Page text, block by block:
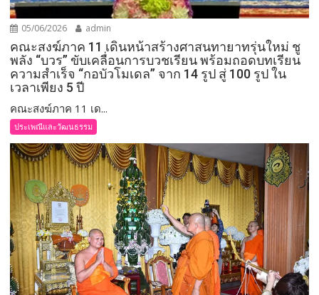
05/06/2026 admin
คณะสงฆ์ภาค 11 เดินหน้าสร้างศาสนทายาทรุ่นใหม่ ชู
พลัง “บวร” ขับเคลื่อนการบวชเรียน พร้อมถอดบทเรียน
ความสำเร็จ “กอบัวโมเดล” จาก 14 รูป สู่ 100 รูป ใน
เวลาเพียง 5 ปี
คณะสงฆ์ภาค 11 เด...
ประเพณีและวัฒนธรรม